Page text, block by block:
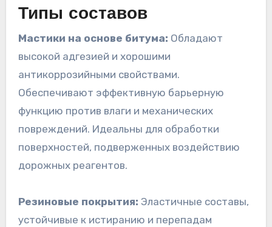
Типы составов
Мастики на основе битума: Обладают
высокой адгезией и хорошими
антикоррозийными свойствами.
Обеспечивают эффективную барьерную
функцию против влаги и механических
повреждений. Идеальны для обработки
поверхностей, подверженных воздействию
дорожных реагентов.
Резиновые покрытия: Эластичные составы,
устойчивые к истиранию и перепадам